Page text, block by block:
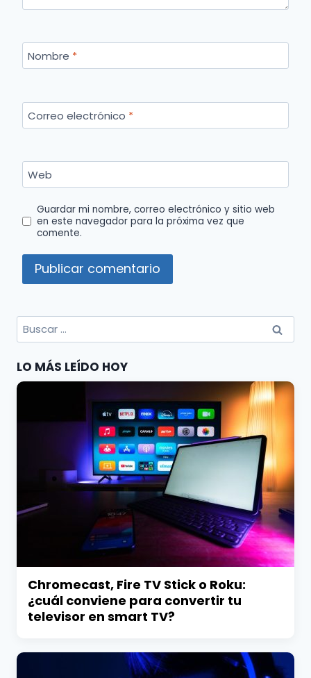
Nombre *
Correo electrónico *
Web
Guardar mi nombre, correo electrónico y sitio web
en este navegador para la próxima vez que
comente.
Buscar
por:
LO MÁS LEÍDO HOY
Chromecast, Fire TV Stick o Roku:
¿cuál conviene para convertir tu
televisor en smart TV?